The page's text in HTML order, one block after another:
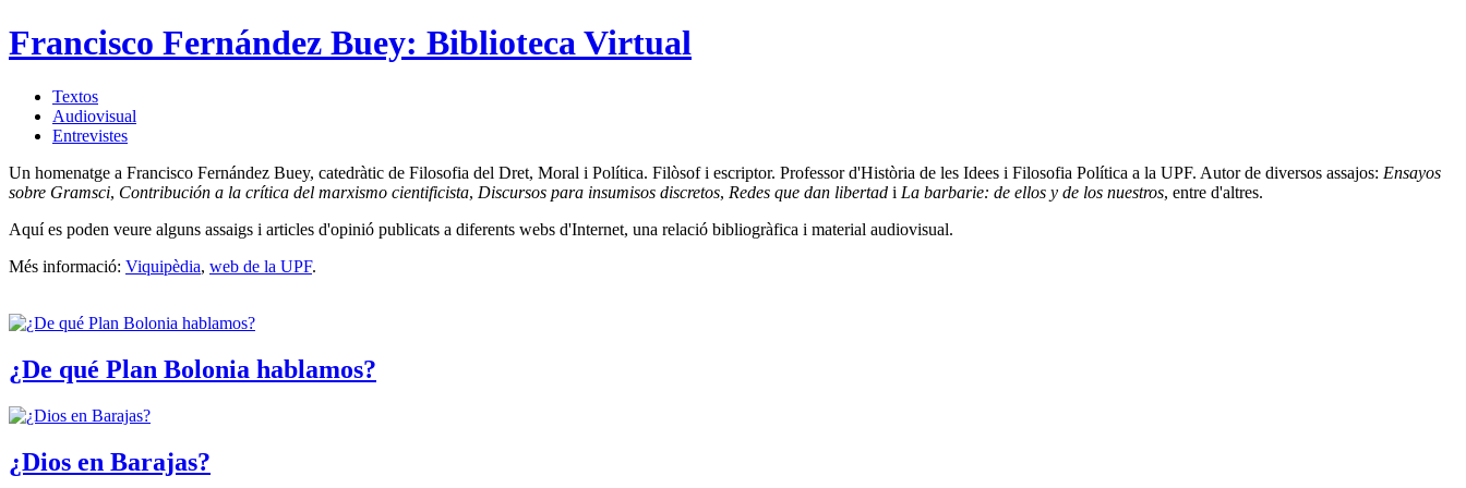
Francisco Fernández Buey: Biblioteca Virtual
Textos
Audiovisual
Entrevistes
Un homenatge a Francisco Fernández Buey, catedràtic de Filosofia del Dret, Moral i Política. Filòsof i escriptor. Professor d'Història de les Idees i Filosofia Política a la UPF. Autor de diversos assajos: Ensayos
sobre Gramsci, Contribución a la crítica del marxismo cientificista, Discursos para insumisos discretos, Redes que dan libertad i La barbarie: de ellos y de los nuestros, entre d'altres.
Aquí es poden veure alguns assaigs i articles d'opinió publicats a diferents webs d'Internet, una relació bibliogràfica i material audiovisual.
Més informació: Viquipèdia, web de la UPF.
¿De qué Plan Bolonia hablamos?
¿Dios en Barajas?